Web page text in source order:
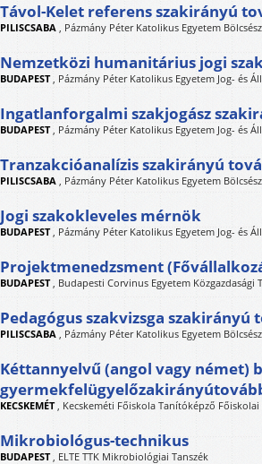
Távol-Kelet referens szakirányú
PILISCSABA , Pázmány Péter Katolikus Egyetem
Nemzetközi humanitárius jogi
BUDAPEST, Pázmány Péter Katolikus Egyetem Jog- és
Ingatlanforgalmi szakjogász
BUDAPEST, Pázmány Péter Katolikus Egyetem Jog- és
Tranzakcióanalízis szakirányú
PILISCSABA , Pázmány Péter Katolikus Egyetem
Jogi szakokleveles mérnök
BUDAPEST, Pázmány Péter Katolikus Egyetem Jog- és
Projektmenedzsment
BUDAPEST, Budapesti Corvinus Egyetem Közgazdasági
Pedagógus szakvizsga szakirányú
PILISCSABA , Pázmány Péter Katolikus Egyetem
Kéttannyelvű (angol vagy német)
KECSKEMÉT, Kecskeméti Főiskola Tanítóképző Főiskolai
Mikrobiológus-technikus
BUDAPEST, ELTE TTK Mikrobiológiai Tanszék